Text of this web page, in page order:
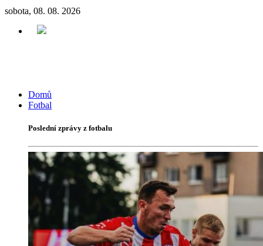
sobota, 08. 08. 2026
Domů
Fotbal
Poslední zprávy z fotbalu